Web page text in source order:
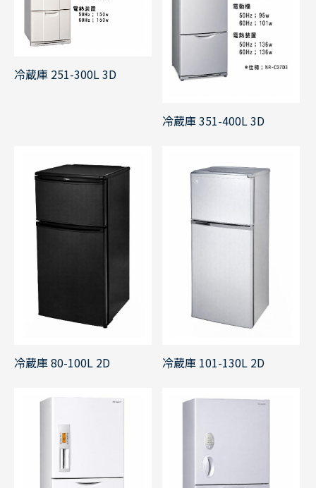
冷蔵庫 251-300L 3D
冷蔵庫 351-400L 3D
冷蔵庫 80-100L 2D 冷蔵庫 101-130L 2D